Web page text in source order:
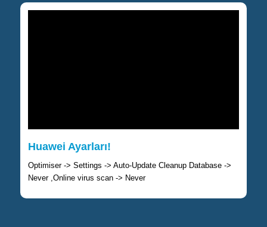
Huawei Ayarları!
Optimiser -> Settings -> Auto-Update Cleanup Database ->
Never ,Online virus scan -> Never